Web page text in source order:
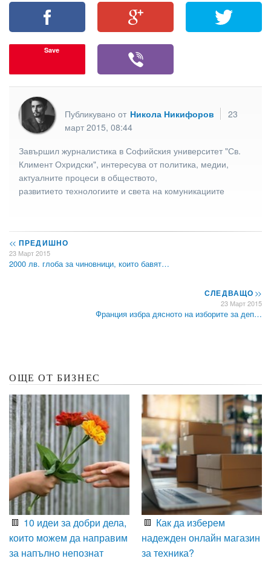
Save
Публикувано от Никола Никифоров
23
март 2015, 08:44
Завършил журналистика в Софийския университет "Св.
Климент Охридски", интересува от политика, медии,
актуалните процеси в обществото,
развитието технологиите и света на комуникациите
<< ПРЕДИШНО
23 Март 2015
2000 лв. глоба за чиновници, които бавят…
СЛЕДВАЩО>>
23 Март 2015
Франция избра дясното на изборите за деп…
ОЩЕ ОТ БИЗНЕС
10 идеи за добри дела,
които можем да направим
за напълно непознат
Как да изберем
надежден онлайн магазин
за техника?